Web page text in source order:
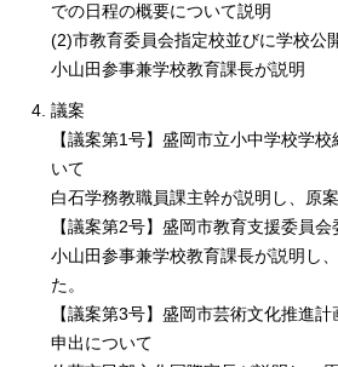
での日程の概要について説明
(2)市教育委員会指定校並びに学校公
小山田参事兼学校教育課長が説明
議案
【議案第1号】盛岡市立小中学校学
いて
白石学務教職員課主幹が説明し、原
【議案第2号】盛岡市教育支援委員
小山田参事兼学校教育課長が説明し
た。
【議案第3号】盛岡市芸術文化推進
申出について